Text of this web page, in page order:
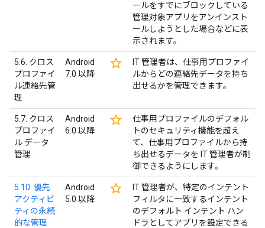
ールをすでにブロックしている
管理対象アプリをアンインスト
ールしようとした場合などに表
示されます。
5.6. クロス
プロファイ
ル連絡先管
理
Android
7.0 以降
star_border
IT 管理者は、仕事用プロファイ
ルからどの連絡先データを持ち
出せるかを管理できます。
5.7. クロス
プロファイ
ル データ
管理
Android
6.0 以降
star_border
仕事用プロファイルのデフォル
トのセキュリティ機能を超え
て、仕事用プロファイルから持
ち出せるデータを IT 管理者が制
御できるようにします。
5.10. 優先
アクティビ
ティの永続
的な管理
Android
5.0 以降
star_border
IT 管理者が、特定のインテント
フィルタに一致するインテント
のデフォルト インテント ハン
ドラとしてアプリを設定できる